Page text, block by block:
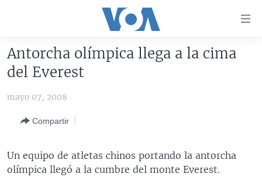
accesibilidad
Salte
principal
Salte
principal
Salte
AMÉRICA DEL NORTE
MÉXICO
HAITÍ
ELECCIONES EEUU
VOTO DIVIDIDO
VOA VERIFICA
VOA VERIFICA UCRANIA/RUSIA
VOA VERIFICA AMÉRICA LATINA
AMÉRICA LATINA
BOLIVIA
CENTROAMÉRICA
Antorcha olímpica llega a la cima
del Everest
mayo 07, 2008
Compartir
Un equipo de atletas chinos portando la antorcha
olímpica llegó a la cumbre del monte Everest.